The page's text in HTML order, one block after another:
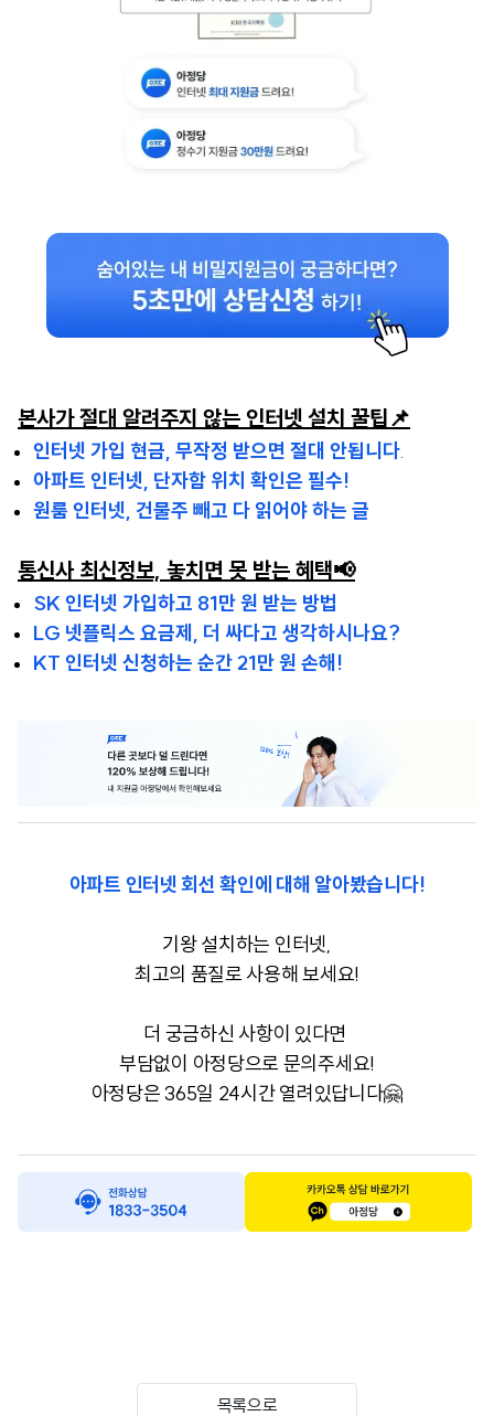
본사가 절대 알려주지 않는 인터넷 설치 꿀팁📌
인터넷 가입 현금, 무작정 받으면 절대 안됩니다.
아파트 인터넷, 단자함 위치 확인은 필수!
원룸 인터넷, 건물주 빼고 다 읽어야 하는 글
통신사 최신정보, 놓치면 못 받는 혜택📢
SK 인터넷 가입하고 81만 원 받는 방법
LG 넷플릭스 요금제, 더 싸다고 생각하시나요?
KT 인터넷 신청하는 순간 21만 원 손해!
아파트 인터넷 회선 확인에 대해 알아봤습니다!
기왕 설치하는 인터넷,
최고의 품질로 사용해 보세요!
더 궁금하신 사항이 있다면
부담없이 아정당으로 문의주세요!
아정당은 365일 24시간 열려있답니다🤗
목록으로